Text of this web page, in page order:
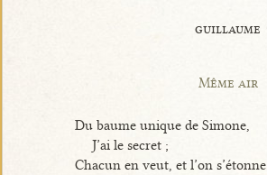
guillaume
Même air
Du baume unique de Simone,
J’ai le secret ;
Chacun en veut, et l’on s’étonne